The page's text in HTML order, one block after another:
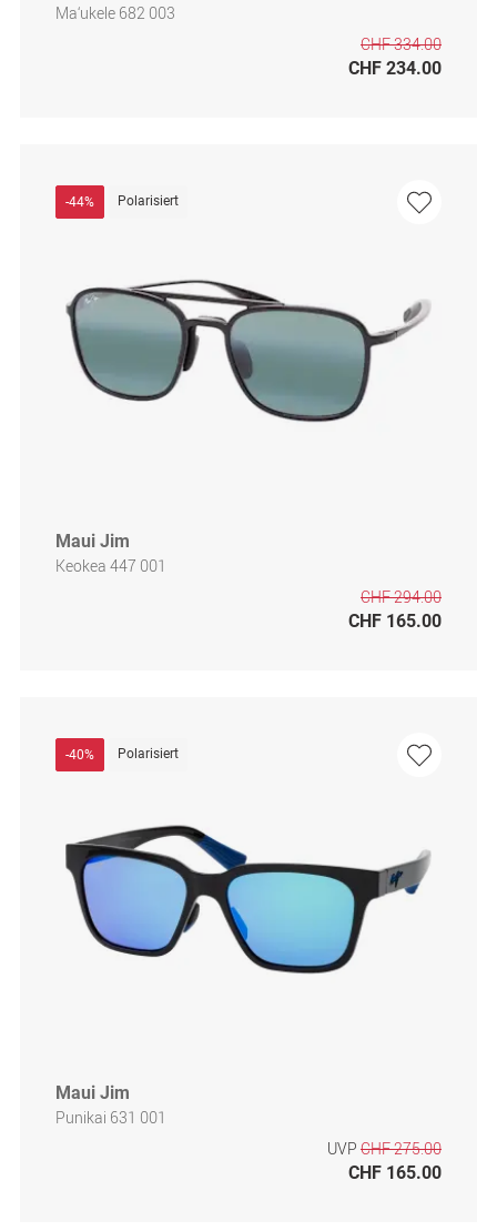
Ma‘ukele 682 003
CHF 334.00
CHF 234.00
-44% Polarisiert
Maui Jim
Keokea 447 001
CHF 294.00
CHF 165.00
-40% Polarisiert
Maui Jim
Punikai 631 001
UVP CHF 275.00
CHF 165.00